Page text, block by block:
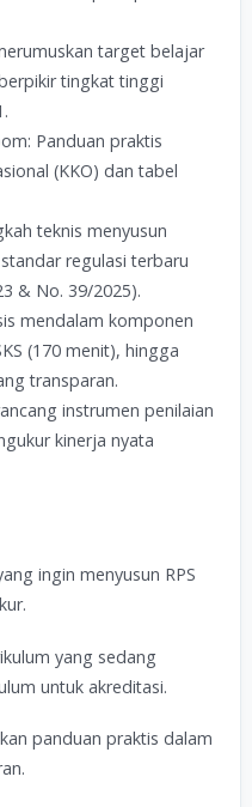
target belajar
tingkat tinggi
Panduan praktis
(KKO) dan tabel
teknis menyusun
regulasi terbaru
& No. 39/2025).
mendalam komponen
(170 menit), hingga
transparan.
instrumen penilaian
kinerja nyata
ingin menyusun RPS
yang sedang
untuk akreditasi.
panduan praktis dalam